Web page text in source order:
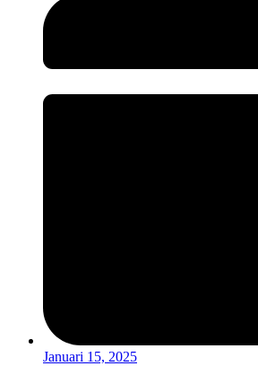
Januari 15, 2025